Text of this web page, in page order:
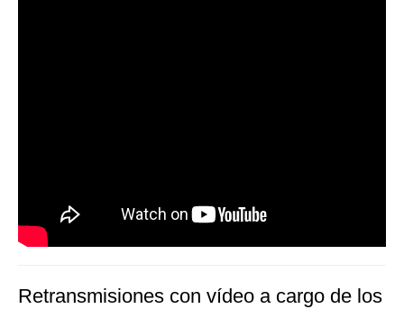
Retransmisiones con vídeo a cargo de los